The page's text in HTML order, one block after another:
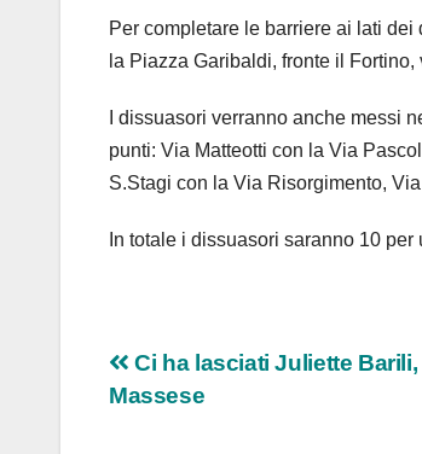
Per completare le barriere ai lati
la Piazza Garibaldi, fronte il
I dissuasori verranno anche messi
punti: Via Matteotti con la Via
S.Stagi con la Via Risorgimento,
In totale i dissuasori saranno 10
Navigazione
Ci ha lasciati Juliette
Massese